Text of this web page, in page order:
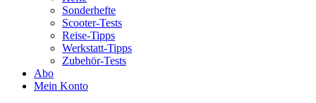
Sonderhefte
Scooter-Tests
Reise-Tipps
Werkstatt-Tipps
Zubehör-Tests
Abo
Mein Konto